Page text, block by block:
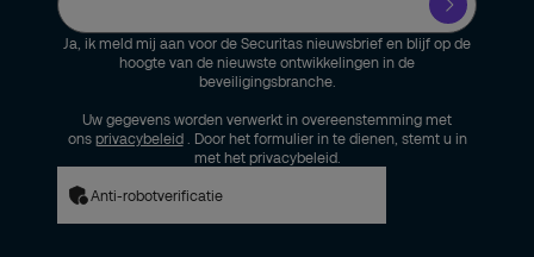
Ja, ik meld mij aan voor de Securitas nieuwsbrief en blijf op de
hoogte van de nieuwste ontwikkelingen in de
beveiligingsbranche.
Uw gegevens worden verwerkt in overeenstemming met
ons privacybeleid
. Door het formulier in te dienen, stemt u in
met het privacybeleid.
Anti-robotverificatie